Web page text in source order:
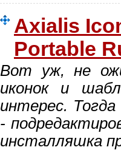
Axialis
Portable
Вот уж, не
иконок и
интерес.
-
инсталляшка